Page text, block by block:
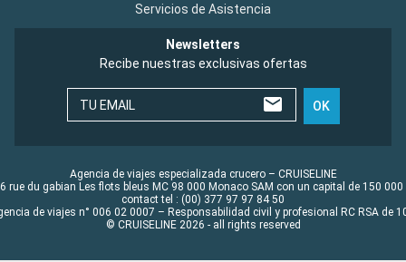
Servicios de Asistencia
Newsletters
Recibe nuestras exclusivas ofertas
TU EMAIL OK
Agencia de viajes especializada crucero – CRUISELINE
rue du gabian Les flots bleus MC 98 000 Monaco SAM con un capital de 150 000
contact tel : (00) 377 97 97 84 50
de viajes n° 006 02 0007 – Responsabilidad civil y profesional RC RSA de
© CRUISELINE 2026 - all rights reserved